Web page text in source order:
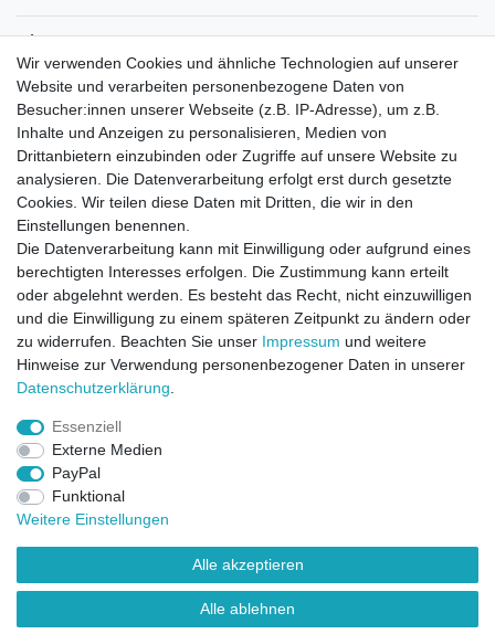
Shop
Kategorien für Modelleisenbahn
Kategorien für Puppenhaus 1:12
Kategorien für Puppenhaus 1:24
Kategorien für Puppenhaus 1:6
Mein Konto
eröffne dein eigenes Konto bei uns
erstelle deine eigene Wunschliste
Kontakt
Sie haben fragen ?
Versandkosten
mehr erfahren
Impressum
Widerrufs­recht
© Copyright 2026 | Alle Rechte vorbehalten.
Wir verwenden Cookies und ähnliche Technologien auf unserer
Website und verarbeiten personenbezogene Daten von
Besucher:innen unserer Webseite (z.B. IP-Adresse), um z.B.
Inhalte und Anzeigen zu personalisieren, Medien von
Drittanbietern einzubinden oder Zugriffe auf unsere Website zu
analysieren. Die Datenverarbeitung erfolgt erst durch gesetzte
Cookies. Wir teilen diese Daten mit Dritten, die wir in den
Einstellungen benennen.
Die Datenverarbeitung kann mit Einwilligung oder aufgrund eines
berechtigten Interesses erfolgen. Die Zustimmung kann erteilt
oder abgelehnt werden. Es besteht das Recht, nicht einzuwilligen
und die Einwilligung zu einem späteren Zeitpunkt zu ändern oder
zu widerrufen. Beachten Sie unser Impressum und weitere
Hinweise zur Verwendung personenbezogener Daten in unserer
Daten­schutz­erklärung
Essenziell
Externe Medien
PayPal
Funktional
Weitere Einstellungen
Alle akzeptieren
Alle ablehnen